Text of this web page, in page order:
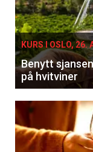
KURS I OSLO, 26.
Benytt
på hvitviner